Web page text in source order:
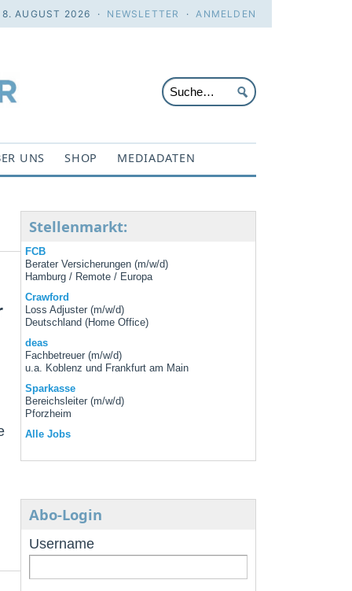
8. AUGUST 2026 · NEWSLETTER ·ANMELDEN
UNS SHOP MEDIADATEN
Stellenmarkt:
FCB
Berater Versicherungen (m/w/d)
Hamburg / Remote / Europa
Crawford
Loss Adjuster (m/w/d)
Deutschland (Home Office)
deas
Fachbetreuer (m/w/d)
u.a. Koblenz und Frankfurt am Main
Sparkasse
Bereichsleiter (m/w/d)
Pforzheim
Alle Jobs
Abo-Login
Username